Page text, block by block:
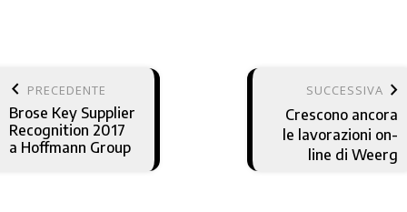
keyboard_arrow_left PRECEDENTE
Brose Key Supplier
Recognition 2017
a Hoffmann Group
SUCCESSIVA keyboard_arrow_right
Crescono ancora
le lavorazioni on-
line di Weerg